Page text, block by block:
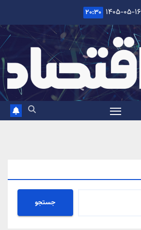
۱۴۰۵-۰۵-۱۶ ۲۰:۳۰
جستجو